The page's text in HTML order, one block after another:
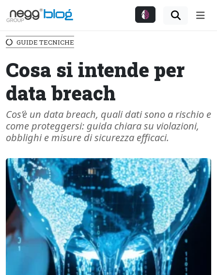
GUIDE TECNICHE
Cosa si intende per
data breach
Cos’è un data breach, quali dati sono a rischio e
come proteggersi: guida chiara su violazioni,
obblighi e misure di sicurezza efficaci.